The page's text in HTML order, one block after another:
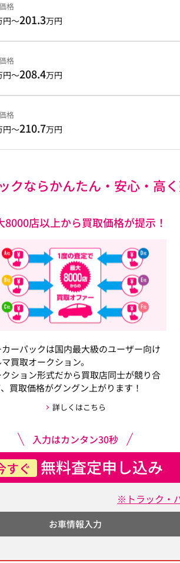
格
円～201.3万円
格
円～208.4万円
格
円～210.7万円
クならかんたん・安心・高
8000店以上から買取価格が提示！
ーパックは国内最大級のユーザー向け
買取オークション。
ション形式だから買取店同士が競り合
買取価格がグングン上がります！
詳しくはこちら
入力はカンタン30秒
すぐ 無料査定申し込み
※トラック・
お車情報入力